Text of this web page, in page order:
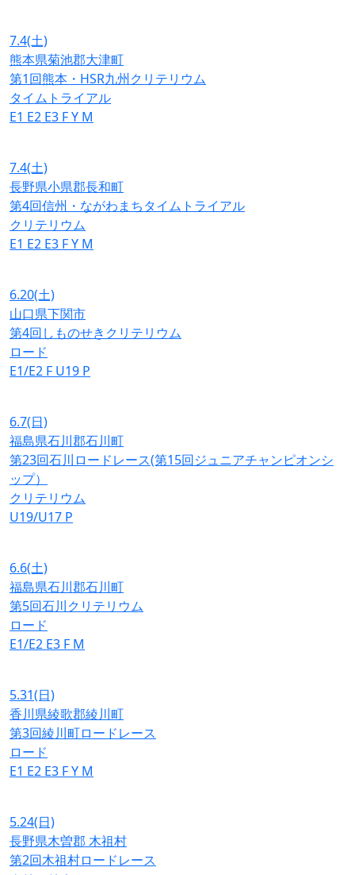
7.4(土)
熊本県菊池郡大津町
第1回熊本・HSR九州クリテリウム
タイムトライアル
E1 E2 E3 FY M
7.4(土)
長野県小県郡長和町
第4回信州・ながわまちタイムトライアル
クリテリウム
E1 E2 E3 FY M
6.20(土)
山口県下関市
第4回しものせきクリテリウム
ロード
E1/E2 F U19 P
6.7(日)
福島県石川郡石川町
第23回石川ロードレース(第15回ジュニアチャンピオンシ
ップ）
クリテリウム
U19/U17 P
6.6(土)
福島県石川郡石川町
第5回石川クリテリウム
ロード
E1/E2 E3 F M
5.31(日)
香川県綾歌郡綾川町
第3回綾川町ロードレース
ロード
E1 E2 E3 FY M
5.24(日)
長野県木曽郡 木祖村
第2回木祖村ロードレース